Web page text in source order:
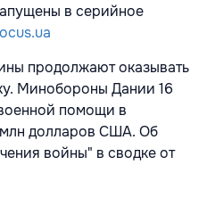
в серийное
продолжают оказывать
Минобороны Дании 16
помощи в
млн долларов США. Об
войны" в сводке от